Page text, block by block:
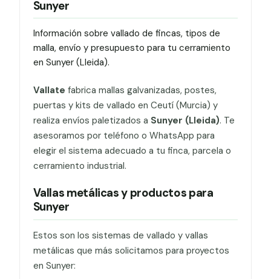
Sunyer
Información sobre vallado de fincas, tipos de
malla, envío y presupuesto para tu cerramiento
en Sunyer (Lleida).
Vallate fabrica mallas galvanizadas, postes,
puertas y kits de vallado en Ceutí (Murcia) y
realiza envíos paletizados a Sunyer (Lleida). Te
asesoramos por teléfono o WhatsApp para
elegir el sistema adecuado a tu finca, parcela o
cerramiento industrial.
Vallas metálicas y productos para
Sunyer
Estos son los sistemas de vallado y vallas
metálicas que más solicitamos para proyectos
en Sunyer: